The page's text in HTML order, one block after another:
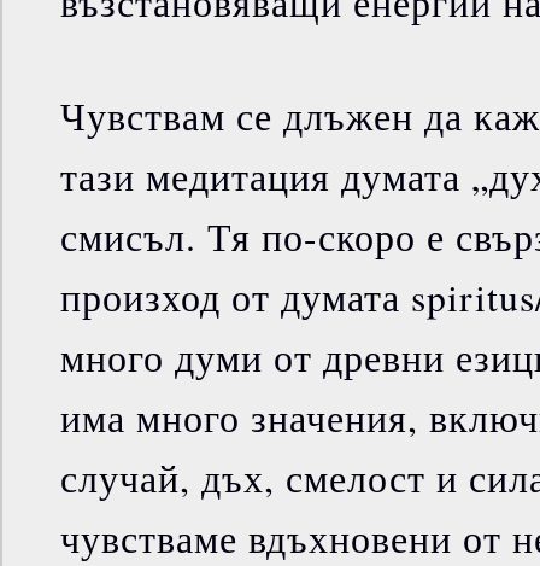
Чувствам се длъжен да
тази медитация думата
смисъл. Тя по-скоро е
произход от думата
много думи от древни
има много значения,
случай, дъх, смелост и
чувстваме вдъхновени от